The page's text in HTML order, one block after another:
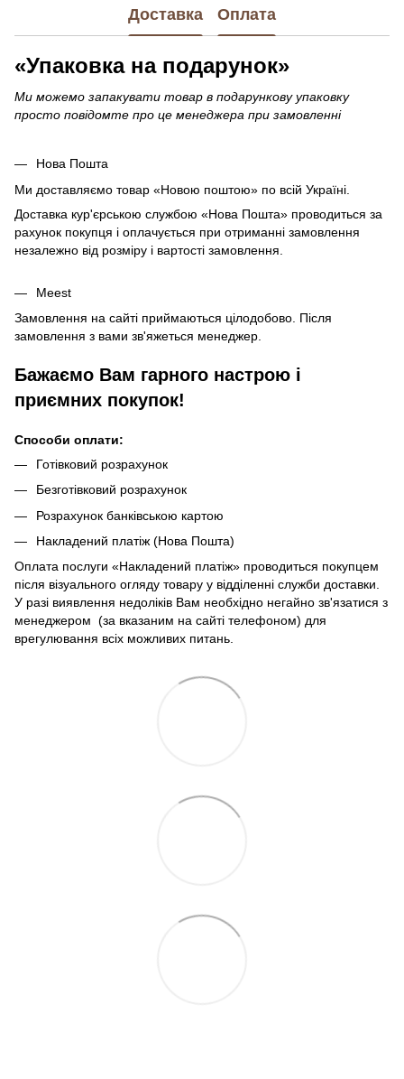
Доставка Оплата
«Упаковка на подарунок»
Ми можемо запакувати товар в подарункову упаковку
просто повідомте про це менеджера при замовленні
Нова Пошта
Ми доставляємо товар «Новою поштою» по всій Україні.
Доставка кур'єрською службою «Нова Пошта» проводиться за
рахунок покупця і оплачується при отриманні замовлення
незалежно від розміру і вартості замовлення.
Meest
Замовлення на сайті приймаються цілодобово. Після
замовлення з вами зв'яжеться менеджер.
Бажаємо Вам гарного настрою і
приємних покупок!
Способи оплати:
Готівковий розрахунок
Безготівковий розрахунок
Розрахунок банківською картою
Накладений платіж (Нова Пошта)
Оплата послуги «Накладений платіж» проводиться покупцем
після візуального огляду товару у відділенні служби доставки.
У разі виявлення недоліків Вам необхідно негайно зв'язатися з
менеджером (за вказаним на сайті телефоном) для
врегулювання всіх можливих питань.